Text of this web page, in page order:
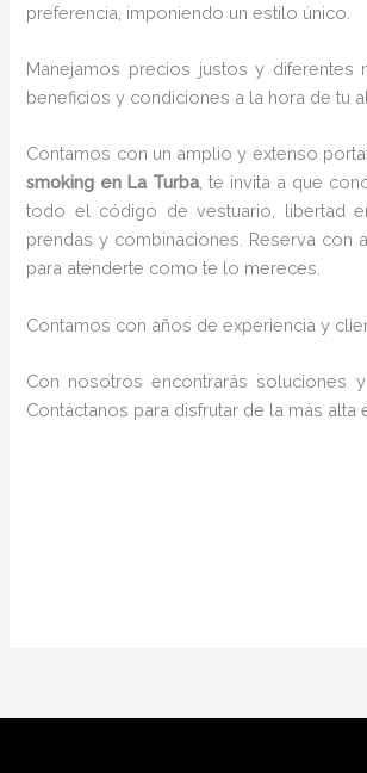
preferencia, imponiendo un estilo único.
Manejamos precios justos y diferentes
beneficios y condiciones a la hora de tu
Contamos con un amplio y extenso
smoking en La Turba, te invita a que
todo el código de vestuario, libertad
prendas y combinaciones. Reserva con
para atenderte como te lo mereces.
Contamos con años de experiencia y
Con nosotros encontrarás soluciones
Contáctanos para disfrutar de la más alta